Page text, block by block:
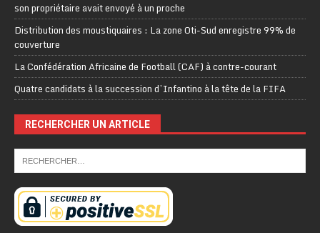
son propriétaire avait envoyé à un proche
Distribution des moustiquaires : La zone Oti-Sud enregistre 99% de
couverture
La Confédération Africaine de Football (CAF) à contre-courant
Quatre candidats à la succession d’Infantino à la tête de la FIFA
RECHERCHER UN ARTICLE